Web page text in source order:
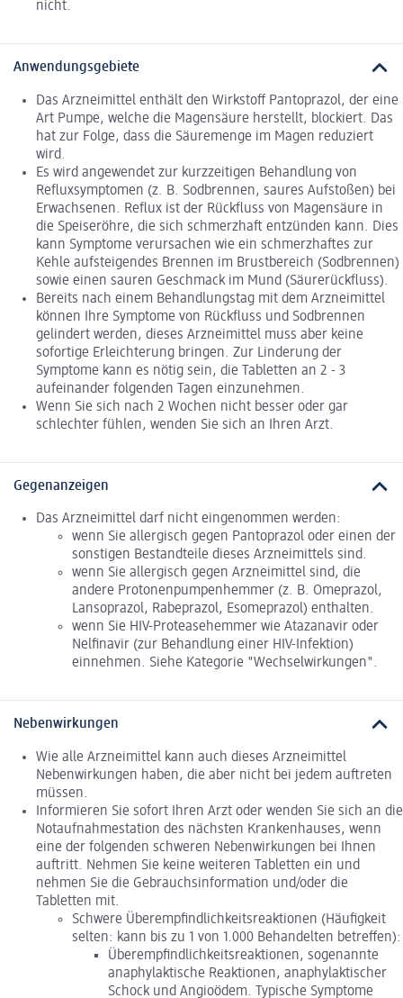
nicht.
Anwendungsgebiete
Das Arzneimittel enthält den Wirkstoff Pantoprazol, der eine
Art Pumpe, welche die Magensäure herstellt, blockiert. Das
hat zur Folge, dass die Säuremenge im Magen reduziert
wird.
Es wird angewendet zur kurzzeitigen Behandlung von
Refluxsymptomen (z. B. Sodbrennen, saures Aufstoßen) bei
Erwachsenen. Reflux ist der Rückfluss von Magensäure in
die Speiseröhre, die sich schmerzhaft entzünden kann. Dies
kann Symptome verursachen wie ein schmerzhaftes zur
Kehle aufsteigendes Brennen im Brustbereich (Sodbrennen)
sowie einen sauren Geschmack im Mund (Säurerückfluss).
Bereits nach einem Behandlungstag mit dem Arzneimittel
können Ihre Symptome von Rückfluss und Sodbrennen
gelindert werden, dieses Arzneimittel muss aber keine
sofortige Erleichterung bringen. Zur Linderung der
Symptome kann es nötig sein, die Tabletten an 2 - 3
aufeinander folgenden Tagen einzunehmen.
Wenn Sie sich nach 2 Wochen nicht besser oder gar
schlechter fühlen, wenden Sie sich an Ihren Arzt.
Gegenanzeigen
Das Arzneimittel darf nicht eingenommen werden:
wenn Sie allergisch gegen Pantoprazol oder einen der
sonstigen Bestandteile dieses Arzneimittels sind.
wenn Sie allergisch gegen Arzneimittel sind, die
andere Protonenpumpenhemmer (z. B. Omeprazol,
Lansoprazol, Rabeprazol, Esomeprazol) enthalten.
wenn Sie HIV-Proteasehemmer wie Atazanavir oder
Nelfinavir (zur Behandlung einer HIV-Infektion)
einnehmen. Siehe Kategorie "Wechselwirkungen".
Nebenwirkungen
Wie alle Arzneimittel kann auch dieses Arzneimittel
Nebenwirkungen haben, die aber nicht bei jedem auftreten
müssen.
Informieren Sie sofort Ihren Arzt oder wenden Sie sich an die
Notaufnahmestation des nächsten Krankenhauses, wenn
eine der folgenden schweren Nebenwirkungen bei Ihnen
auftritt. Nehmen Sie keine weiteren Tabletten ein und
nehmen Sie die Gebrauchsinformation und/oder die
Tabletten mit.
Schwere Überempfindlichkeitsreaktionen (Häufigkeit
selten: kann bis zu 1 von 1.000 Behandelten betreffen):
Überempfindlichkeitsreaktionen, sogenannte
anaphylaktische Reaktionen, anaphylaktischer
Schock und Angioödem. Typische Symptome